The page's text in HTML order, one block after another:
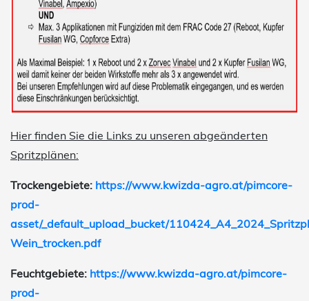
Hier finden Sie die Links zu unseren abgeänderten
Spritzplänen:
Trockengebiete: https://www.kwizda-agro.at/pimcore-
prod-
asset/_default_upload_bucket/
Wein_trocken.pdf
Feuchtgebiete: https://www.kwizda-agro.at/pimcore-
prod-